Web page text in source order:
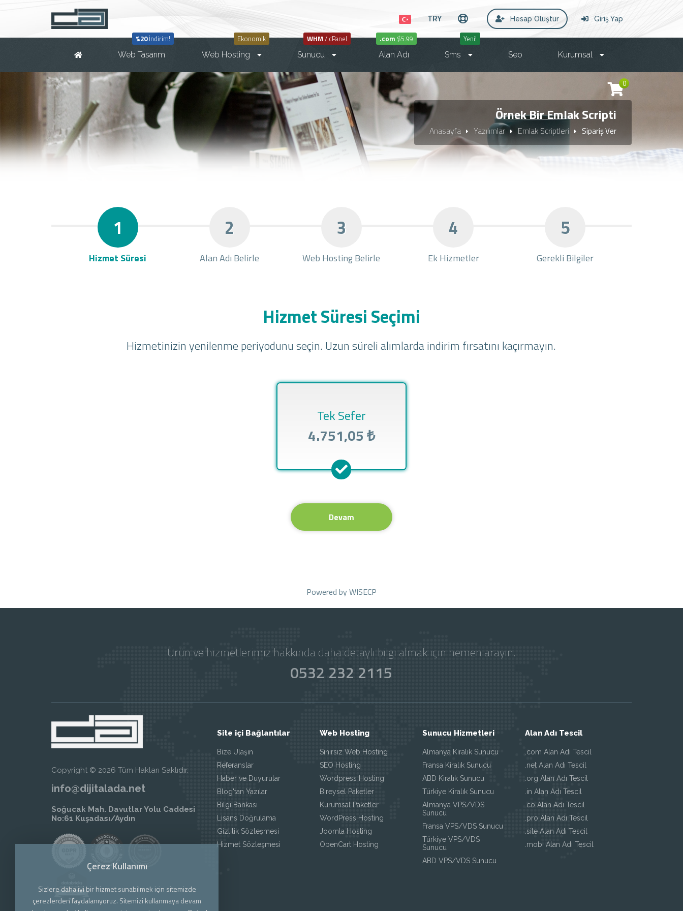
Giriş Yap
Hesap Oluştur
TRY
%20İndirim!
Web Tasarım
Ekonomik
Web Hosting
WHM / cPanel
Sunucu
.com $5.99
Alan Adı
Yeni!
Sms Seo Kurumsal
0
Örnek Bir Emlak Scripti
Anasayfa Yazılımlar Emlak Scriptleri Sipariş Ver
1
Hizmet Süresi
2
Alan Adı Belirle
3
Web Hosting Belirle
4
Ek Hizmetler
5
Gerekli Bilgiler
Hizmet Süresi Seçimi
Hizmetinizin yenilenme periyodunu seçin. Uzun süreli alımlarda indirim fırsatını kaçırmayın.
Tek Sefer
4.751,05 ₺
Devam
Powered byWISECP
Ürün ve hizmetlerimiz hakkında daha detaylı bilgi almak için hemen arayın.
0532 232 2115
Copyright © 2026 Tüm Hakları Saklıdır.
info@dijitalada.net
Soğucak Mah. Davutlar Yolu Caddesi
No:61 Kuşadası/Aydın
Site içi Bağlantılar
Bize Ulaşın
Referanslar
Haber ve Duyurular
Blog'tan Yazılar
Bilgi Bankası
Lisans Doğrulama
Gizlilik Sözleşmesi
Hizmet Sözleşmesi
Web Hosting
Sınırsız Web Hosting
SEO Hosting
Wordpress Hosting
Bireysel Paketler
Kurumsal Paketler
WordPress Hosting
Joomla Hosting
OpenCart Hosting
Sunucu Hizmetleri
Almanya Kiralık Sunucu
Fransa Kiralık Sunucu
ABD Kiralık Sunucu
Türkiye Kiralık Sunucu
Almanya VPS/VDS
Sunucu
Fransa VPS/VDS Sunucu
Türkiye VPS/VDS
Sunucu
ABD VPS/VDS Sunucu
Alan Adı Tescil
.com Alan Adı Tescil
.net Alan Adı Tescil
.org Alan Adı Tescil
.in Alan Adı Tescil
.co Alan Adı Tescil
.pro Alan Adı Tescil
.site Alan Adı Tescil
.mobi Alan Adı Tescil
Çerez Kullanımı
Sizlere daha iyi bir hizmet sunabilmek için sitemizde
çerezlerden faydalanıyoruz. Sitemizi kullanmaya devam